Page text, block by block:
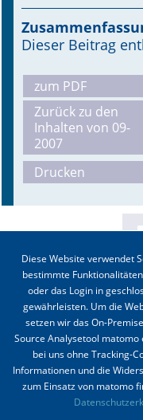
Supplements
Supplements
Online First
A&I English
Mediadaten
Bestell-Service
Stellenmarkt
Kongresskalender
Dieser Beitrag
zum PDF
Zurück zu den
Inhalten von 09-
2007
Drucken
Impressum
Diese Website verwendet
bestimmte
oder das Login in
gewährleisten. Um die
setzen wir das On-
Source Analysetool
bei uns ohne Tracking-
Informationen und die
zum Einsatz von matomo